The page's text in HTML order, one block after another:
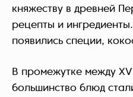
княжеству в древней
рецепты и
появились специи,
В промежутке между
большинство блюд